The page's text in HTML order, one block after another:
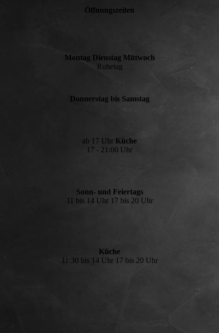
Öffnungszeiten
Montag Dienstag Mittwoch
Ruhetag
Donnerstag bis Samstag
ab 17 Uhr Küche
17 - 21:00 Uhr
Sonn- und Feiertags
11 bis 14 Uhr 17 bis 20 Uhr
Küche
11:30 bis 14 Uhr 17 bis 20 Uhr